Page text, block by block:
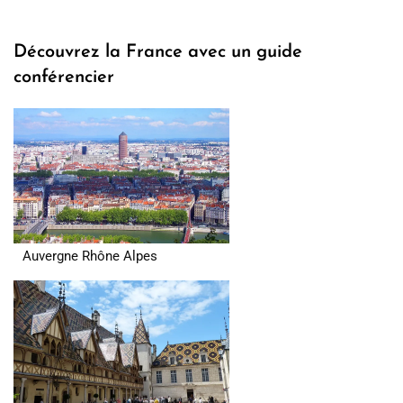
Découvrez la France avec un guide
conférencier
Auvergne Rhône Alpes